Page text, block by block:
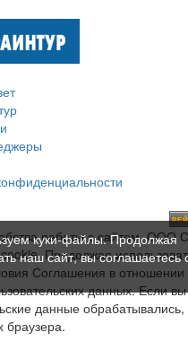
работы с сайтом, ООО
Продолжая
Соглашения в отношении
данных. Если вы
данные обрабатывались,
браузера.
куки-файлы. Продолжая
наш сайт, вы соглашаетесь